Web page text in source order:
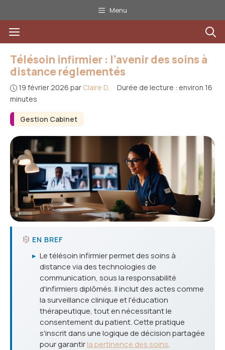
au
contenu
Menu
Menu
Gestion Cabinet
Télésoin infirmier : l’avenir des soins à
distance réglementés
19 février 2026 par Claire D. · Durée de lecture : environ 16
minutes
EN BREF
▸ Le télésoin infirmier permet des soins à
distance via des technologies de
communication, sous la responsabilité
d'infirmiers diplômés. Il inclut des actes comme
la surveillance clinique et l'éducation
thérapeutique, tout en nécessitant le
consentement du patient. Cette pratique
s'inscrit dans une logique de décision partagée
pour garantirla pertinence des soins.